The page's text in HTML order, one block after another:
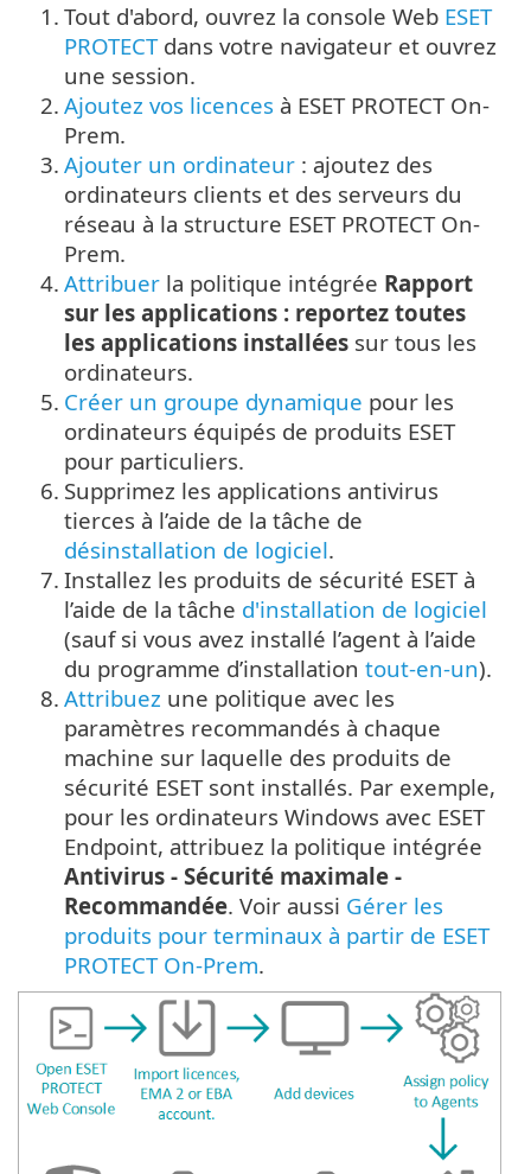
1. Tout d'abord, ouvrez la console Web ESET
PROTECTdans votre navigateur et ouvrez
une session.
2. Ajoutez vos licences à ESET PROTECT On-
Prem.
3. Ajouter un ordinateur : ajoutez des
ordinateurs clients et des serveurs du
réseau à la structure ESET PROTECT On-
Prem.
4. Attribuer la politique intégrée Rapport
sur les applications : reportez toutes
les applications installées sur tous les
ordinateurs.
5. Créer un groupe dynamique pour les
ordinateurs équipés de produits ESET
pour particuliers.
6. Supprimez les applications antivirus
tierces à l’aide de la tâche de
désinstallation de logiciel.
7. Installez les produits de sécurité ESET à
l’aide de la tâche d'installation de logiciel
(sauf si vous avez installé l’agent à l’aide
du programme d’installation tout-en-un).
8. Attribuez une politique avec les
paramètres recommandés à chaque
machine sur laquelle des produits de
sécurité ESET sont installés. Par exemple,
pour les ordinateurs Windows avec ESET
Endpoint, attribuez la politique intégrée
Antivirus - Sécurité maximale -
Recommandée. Voir aussi Gérer les
produits pour terminaux à partir de ESET
PROTECT On-Prem.